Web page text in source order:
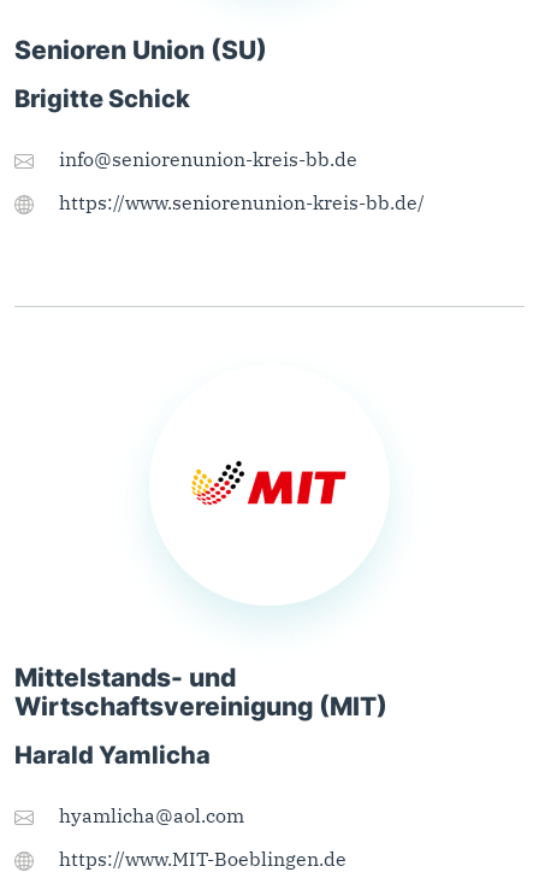
Senioren Union (SU)
Brigitte Schick
info@seniorenunion-kreis-bb.de
https://www.seniorenunion-kreis-bb.de/
Mittelstands- und
Wirtschaftsvereinigung (MIT)
Harald Yamlicha
hyamlicha@aol.com
https://www.MIT-Boeblingen.de